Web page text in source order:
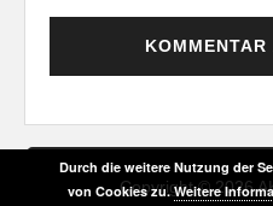
Copyright © 2026
Durch die weitere Nutzung der
von Cookies zu.Weitere